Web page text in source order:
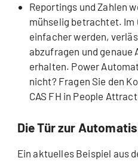
Reportings und Zahlen
mühselig betrachtet. Im
einfacher werden,
abzufragen und genaue
erhalten. Power
nicht? Fragen Sie den
CAS FH in People
Die Tür zur
Ein aktuelles Beispiel aus